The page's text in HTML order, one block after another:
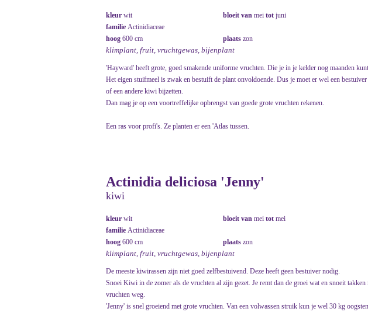
kleur wit bloeit van mei tot juni
familie Actinidiaceae
hoog 600 cm plaats zon
klimplant, fruit, vruchtgewas, bijenplant
'Hayward' heeft grote, goed smakende uniforme vruchten. Die je in je kelder nog maanden
Het eigen stuifmeel is zwak en bestuift de plant onvoldoende. Dus je moet er wel een
of een andere kiwi bijzetten.
Dan mag je op een voortreffelijke opbrengst van goede grote vruchten rekenen.
Een ras voor profi's. Ze planten er een 'Atlas tussen.
Actinidia deliciosa 'Jenny'
kiwi
kleur wit bloeit van mei tot mei
familie Actinidiaceae
hoog 600 cm plaats zon
klimplant, fruit, vruchtgewas, bijenplant
De meeste kiwirassen zijn niet goed zelfbestuivend. Deze heeft geen bestuiver nodig.
Snoei Kiwi in de zomer als de vruchten al zijn gezet. Je remt dan de groei wat en snoeit
vruchten weg.
'Jenny' is snel groeiend met grote vruchten. Van een volwassen struik kun je wel 30 kg